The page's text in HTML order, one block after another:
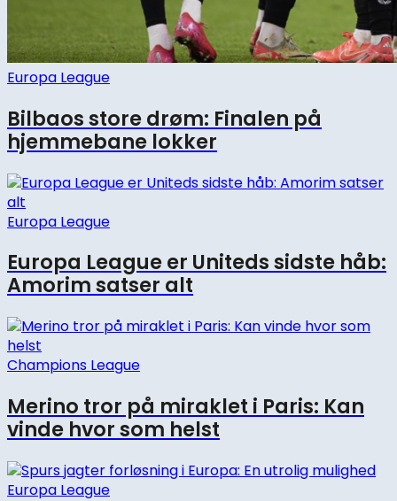
Europa League
Bilbaos store drøm: Finalen på
hjemmebane lokker
Europa League
Europa League er Uniteds sidste håb:
Amorim satser alt
Champions League
Merino tror på miraklet i Paris: Kan
vinde hvor som helst
Europa League